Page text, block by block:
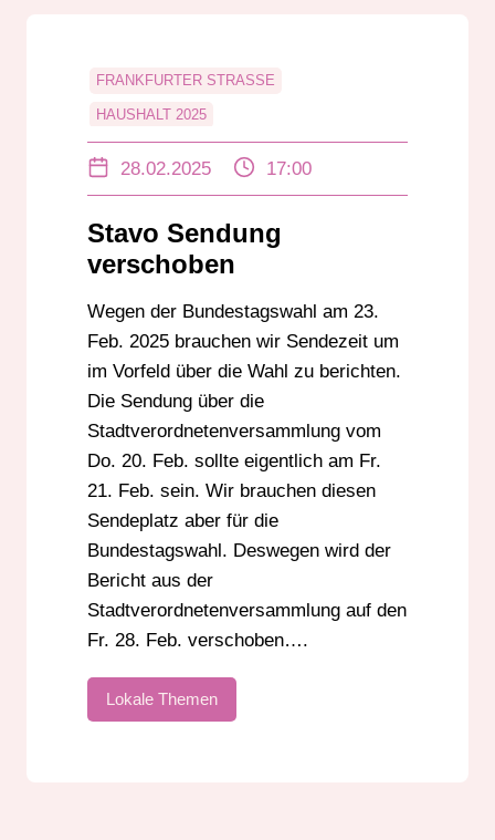
FRANKFURTER STRASSE
HAUSHALT 2025
INFORMATIONSZENTRUM
MATHILDENHÖHE
NACHBERECHNUNG DER
ABFALLGEBÜHREN
STAVO DARMSTADT
28.02.2025 17:00
Stavo Sendung
verschoben
Wegen der Bundestagswahl am 23.
Feb. 2025 brauchen wir Sendezeit um
im Vorfeld über die Wahl zu berichten.
Die Sendung über die
Stadtverordnetenversammlung vom
Do. 20. Feb. sollte eigentlich am Fr.
21. Feb. sein. Wir brauchen diesen
Sendeplatz aber für die
Bundestagswahl. Deswegen wird der
Bericht aus der
Stadtverordnetenversammlung auf den
Fr. 28. Feb. verschoben….
Lokale Themen